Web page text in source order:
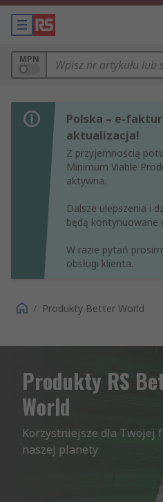
MPN
Polska – e-
aktualizacja!
Z przyjemnością
Minimum Viable
aktywna.
Dalsze ulepszenia i
będą kontynuowane
W razie pytań
obsługi klienta.
/ Produkty Better World
Produkty RS
World
Korzystniejsze dla Twojej
naszej planety